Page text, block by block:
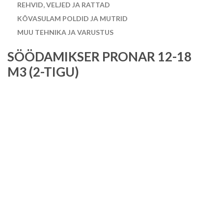
REHVID, VELJED JA RATTAD
KÕVASULAM POLDID JA MUTRID
MUU TEHNIKA JA VARUSTUS
SÖÖDAMIKSER PRONAR 12-18
M3 (2-TIGU)